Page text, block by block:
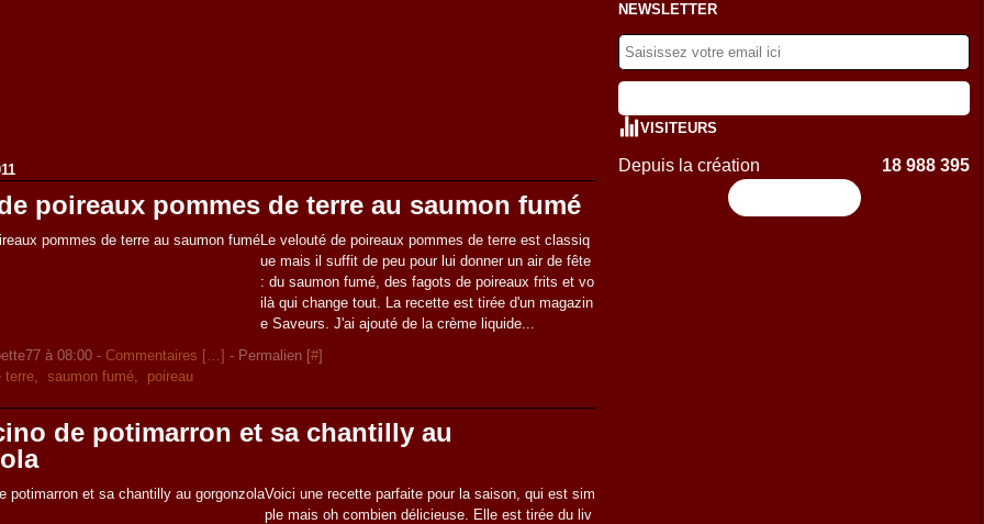
poireaux pommes de terre au saumon fumé
Le velouté de poireaux pommes de terre est classiq
ue mais il suffit de peu pour lui donner un air de fête
: du saumon fumé, des fagots de poireaux frits et vo
ilà qui change tout. La recette est tirée d'un magazin
e Saveurs. J'ai ajouté de la crème liquide...
à 08:00 -Commentaires […] - Permalien [#]
terre,saumon fumé, poireau
de potimarron et sa chantilly au
Voici une recette parfaite pour la saison, qui est sim
ple mais oh combien délicieuse. Elle est tirée du liv
NEWSLETTER
VISITEURS
Depuis la création
18 988 395